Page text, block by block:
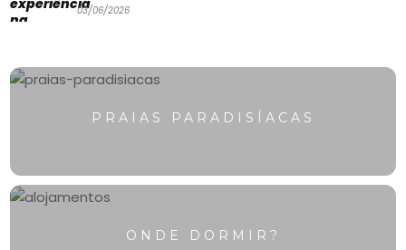
Quem
Falem
💬
03/06/2026
PRAIAS PARADISÍACAS
ONDE DORMIR?